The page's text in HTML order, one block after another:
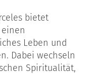
bietet
Leben und
Dabei wechseln
Spiritualität,